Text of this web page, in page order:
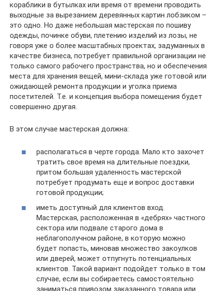
кораблики в бутылках или время от времени проводить
выходные за вырезанием деревянных картин лобзиком –
это одно. Но даже небольшая мастерская по пошиву
одежды, починке обуви, плетению изделий из лозы, не
говоря уже о более масштабных проектах, задуманных в
качестве бизнеса, потребует правильной организации не
только самого рабочего пространства, но и обеспечения
места для хранения вещей, мини-склада уже готовой или
ожидающей ремонта продукции и уголка приема
посетителей. Т.е. и концепция выбора помещения будет
совершенно другая.
В этом случае мастерская должна:
располагаться в черте города. Мало кто захочет
тратить свое время на длительные поездки,
притом большая удаленность мастерской
потребует продумать еще и вопрос доставки
готовой продукции;
иметь доступный для клиентов вход.
Мастерская, расположенная в «дебрях» частного
сектора или подвале старого дома в
неблагополучном районе, в которую можно
будет попасть, миновав множество закоулков
или дверей, может отпугнуть потенциальных
клиентов. Такой вариант подойдет только в том
случае, если вы собираетесь самостоятельно
заниматься привозом заказанного товара или